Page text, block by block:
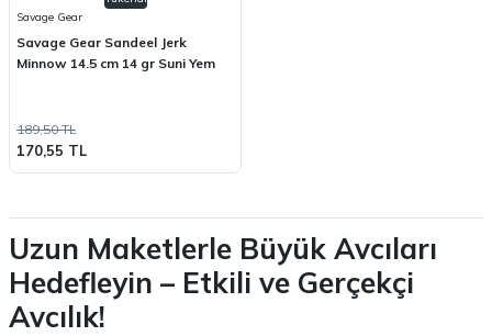
Savage Gear
Savage Gear Sandeel Jerk
Minnow 14.5 cm 14 gr Suni Yem
189,50 TL
170,55 TL
Uzun Maketlerle Büyük Avcıları
Hedefleyin – Etkili ve Gerçekçi
Avcılık!